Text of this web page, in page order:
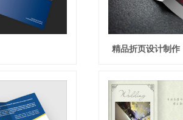
精品折页设计制作